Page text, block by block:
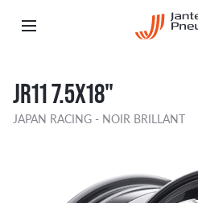
JR11 7.5X18"
JAPAN RACING - NOIR BRILLANT